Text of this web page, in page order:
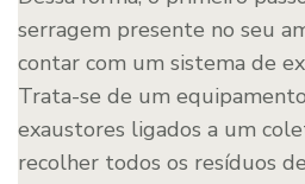
serragem presente no seu
contar com um sistema de
Trata-se de um
exaustores ligados a um
recolher todos os resíduos